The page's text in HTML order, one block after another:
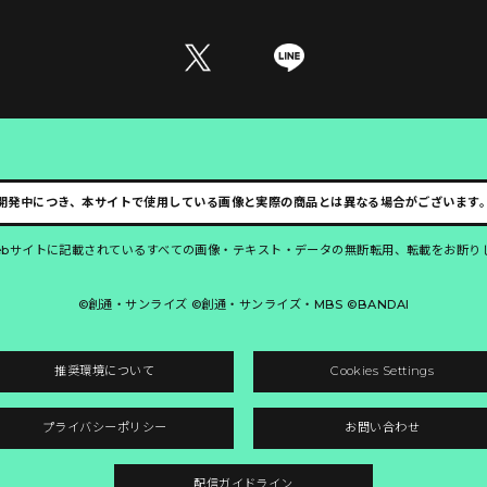
発中につき、本サイトで使用している画像と実際の商品とは異なる場合がございます。
サイトに記載されているすべての画像・テキスト・データの無断転用、転載をお断り
©創通・サンライズ ©創通・サンライズ・MBS ©BANDAI
推奨環境について Cookies Settings
プライバシーポリシー お問い合わせ
配信ガイドライン